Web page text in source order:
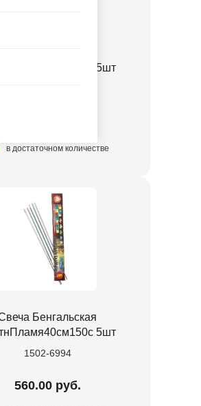
5шт
в достаточном количестве
Бенгальская
5шт
1502-6994
560.00 руб.